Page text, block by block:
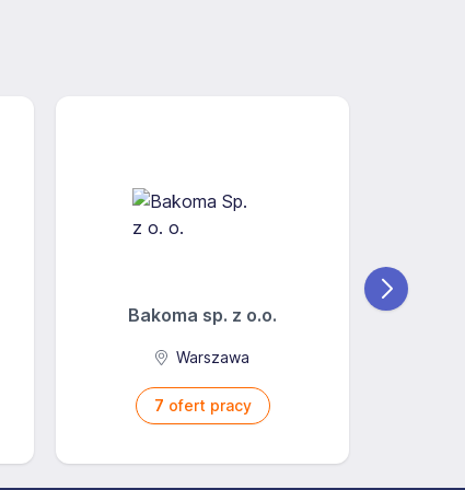
Bakoma sp. z o.o.
Warszawa
7 ofert pracy